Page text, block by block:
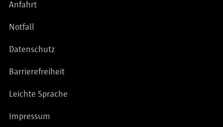
Anfahrt
Notfall
Datenschutz
Barrierefreiheit
Leichte Sprache
Impressum